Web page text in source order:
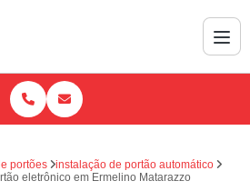
portões
instalação de portão automático
eletrônico em Ermelino Matarazzo